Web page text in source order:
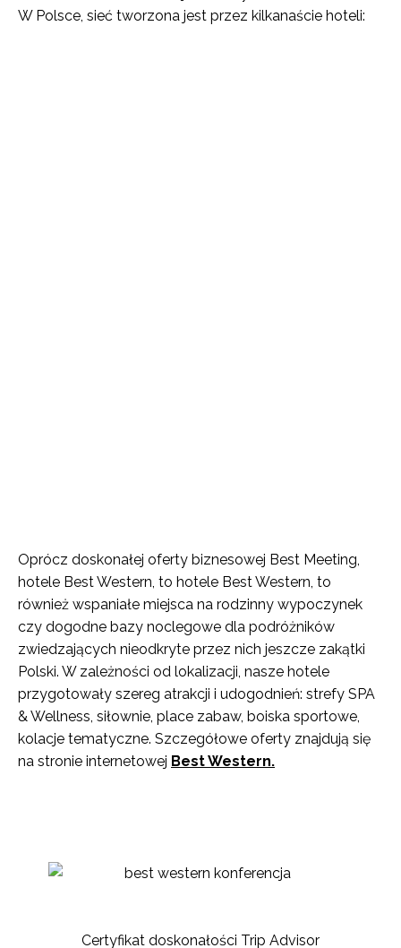
W Polsce, sieć tworzona jest przez kilkanaście hoteli:
Oprócz doskonałej oferty biznesowej Best Meeting,
hotele Best Western, to hotele Best Western, to
również wspaniałe miejsca na rodzinny wypoczynek
czy dogodne bazy noclegowe dla podróżników
zwiedzających nieodkryte przez nich jeszcze zakątki
Polski. W zależności od lokalizacji, nasze hotele
przygotowały szereg atrakcji i udogodnień: strefy SPA
& Wellness, siłownie, place zabaw, boiska sportowe,
kolacje tematyczne. Szczegółowe oferty znajdują się
na stronie internetowej Best Western.
Certyfikat doskonałości Trip Advisor